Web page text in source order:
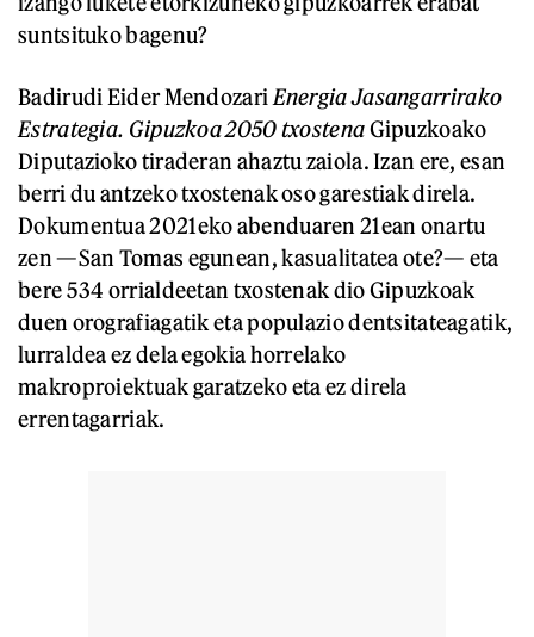
suntsituko bagenu?
Badirudi Eider Mendozari Energia Jasangarrirako
Estrategia. Gipuzkoa 2050 txostenaGipuzkoako
Diputazioko tiraderan ahaztu zaiola. Izan ere, esan
berri du antzeko txostenak oso garestiak direla.
Dokumentua 2021eko abenduaren 21ean onartu
zen —San Tomas egunean, kasualitatea ote?— eta
bere 534 orrialdeetan txostenak dio Gipuzkoak
duen orografiagatik eta populazio dentsitateagatik,
lurraldea ez dela egokia horrelako
makroproiektuak garatzeko eta ez direla
errentagarriak.